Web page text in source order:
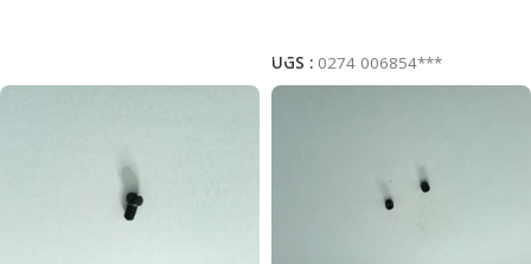
UGS : 0274 006854***